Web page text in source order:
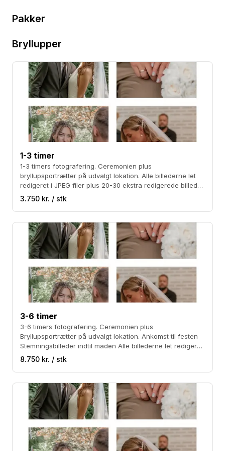
Pakker
Bryllupper
1-3 timer
1-3 timers fotografering. Ceremonien plus
bryllupsportrætter på udvalgt lokation. Alle billederne let
redigeret i JPEG filer plus 20-30 ekstra redigerede billeder
Prisen er inklusiv kørsel på Sjælland. Sort/hvide billeder
kan tilkøbes for 500 kr.
3.750 kr. / stk
3-6 timer
3-6 timers fotografering. Ceremonien plus
Bryllupsportrætter på udvalgt lokation. Ankomst til festen
Stemningsbilleder indtil maden Alle billederne let redigeret
i JPEG filer plus 50-60 ekstra redigerede billeder Prisen er
inklusiv kørsel på Sjælland. Sort/hvide billeder kan tilkøbes
for 800 kr.
8.750 kr. / stk